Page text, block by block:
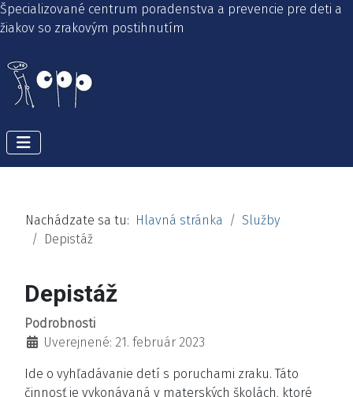
Špecializované centrum poradenstva a prevencie pre deti a
žiakov so zrakovým postihnutím
Nachádzate sa tu: Hlavná stránka
Služby
Depistáž
Depistáž
Podrobnosti
Uverejnené: 21. február 2023
Ide o vyhľadávanie detí s poruchami zraku. Táto
činnosť je vykonávaná v materských školách, ktoré